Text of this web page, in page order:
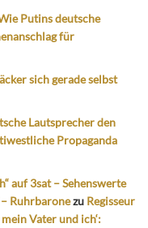
Putins deutsche
für
sich gerade selbst
Lautsprecher den
Propaganda
auf 3sat – Sehenswerte
Ruhrbaronezu Regisseur
Vater und ich‘: